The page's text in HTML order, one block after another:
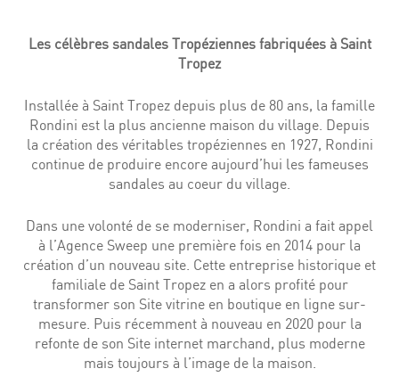
Les célèbres sandales Tropéziennes fabriquées à Saint
Tropez
Installée à Saint Tropez depuis plus de 80 ans, la famille
Rondini est la plus ancienne maison du village. Depuis
la création des véritables tropéziennes en 1927, Rondini
continue de produire encore aujourd’hui les fameuses
sandales au coeur du village.
Dans une volonté de se moderniser, Rondini a fait appel
à l’Agence Sweep une première fois en 2014 pour la
création d’un nouveau site. Cette entreprise historique et
familiale de Saint Tropez en a alors profité pour
transformer son Site vitrine en boutique en ligne sur-
mesure. Puis récemment à nouveau en 2020 pour la
refonte de son Site internet marchand, plus moderne
mais toujours à l’image de la maison.